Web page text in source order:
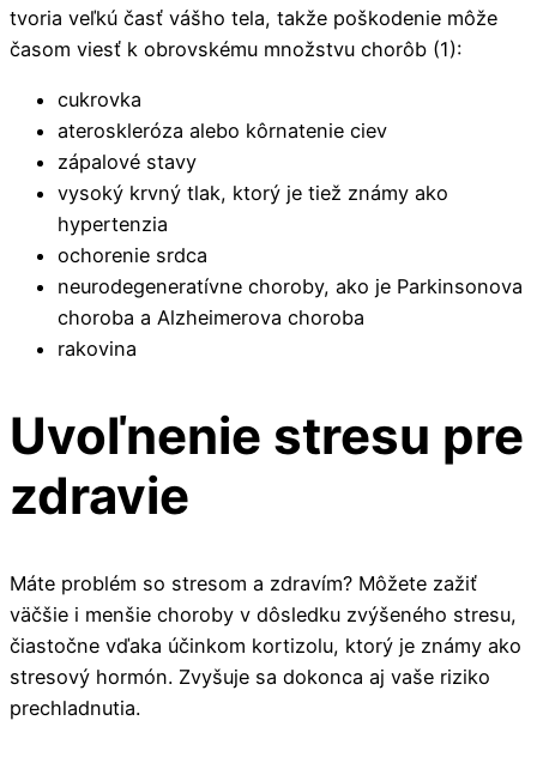
tvoria veľkú časť vášho tela, takže poškodenie môže
časom viesť k obrovskému množstvu chorôb (1):
cukrovka
ateroskleróza alebo kôrnatenie ciev
zápalové stavy
vysoký krvný tlak, ktorý je tiež známy ako
hypertenzia
ochorenie srdca
neurodegeneratívne choroby, ako je Parkinsonova
choroba a Alzheimerova choroba
rakovina
Uvoľnenie stresu pre
zdravie
Máte problém so stresom a zdravím? Môžete zažiť
väčšie i menšie choroby v dôsledku zvýšeného stresu,
čiastočne vďaka účinkom kortizolu, ktorý je známy ako
stresový hormón. Zvyšuje sa dokonca aj vaše riziko
prechladnutia.